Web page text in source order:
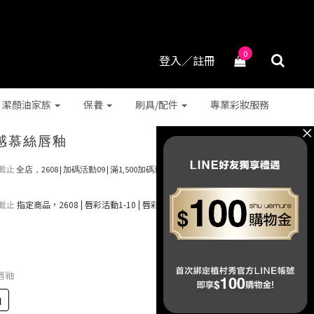
登入／註冊 0
潔顏油家族 保養 刷具/配件
專業彩妝服務
慕絲唇釉
止 全店，2608 | 加碼活動09 | 滿1,500加碼送 抹茶潔顏油15ml (*
止 指定商品，2608 | 唇彩活動1-10 | 唇彩單品任2件88折
釉